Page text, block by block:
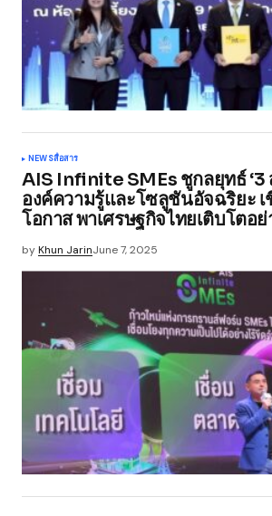
NEWSสื่อสาร
AIS Infinite SMEs ชูกลยุทธ์ ‘3
องค์ความรู้และโซลูชันอัจฉริยะ
โอกาส พาเศรษฐกิจไทยเติบโตอ
byKhun JarinJune 7, 2025